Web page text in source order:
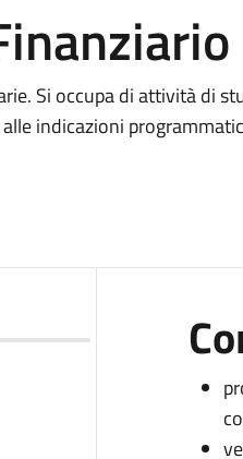
Si occupa di attività di
indicazioni